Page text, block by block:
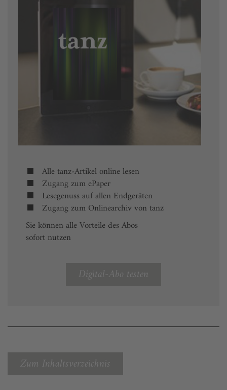
Alle tanz-Artikel online lesen
Zugang zum ePaper
Lesegenuss auf allen Endgeräten
Zugang zum Onlinearchiv von tanz
Sie können alle Vorteile des Abos
sofort nutzen
Digital-Abo testen
Zum Inhaltsverzeichnis